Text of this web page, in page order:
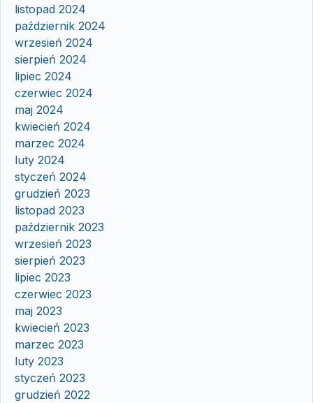
listopad 2024
październik 2024
wrzesień 2024
sierpień 2024
lipiec 2024
czerwiec 2024
maj 2024
kwiecień 2024
marzec 2024
luty 2024
styczeń 2024
grudzień 2023
listopad 2023
październik 2023
wrzesień 2023
sierpień 2023
lipiec 2023
czerwiec 2023
maj 2023
kwiecień 2023
marzec 2023
luty 2023
styczeń 2023
grudzień 2022